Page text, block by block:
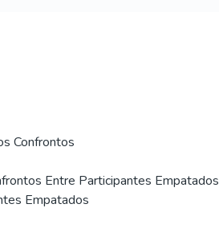
Confrontos
Entre Participantes Empatados
Empatados